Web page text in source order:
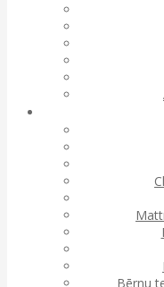
Bērnu